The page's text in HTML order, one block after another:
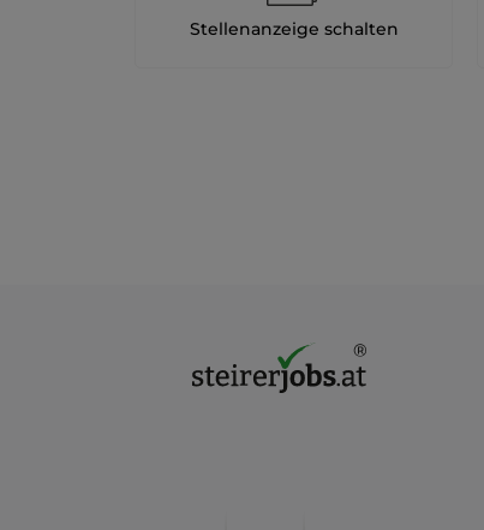
Stellenanzeige schalten